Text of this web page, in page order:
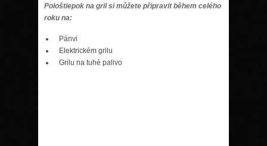
Pološtiepok na gril si můžete připravit během celého
roku na:
Pánvi
Elektrickém grilu
Grilu na tuhé palivo